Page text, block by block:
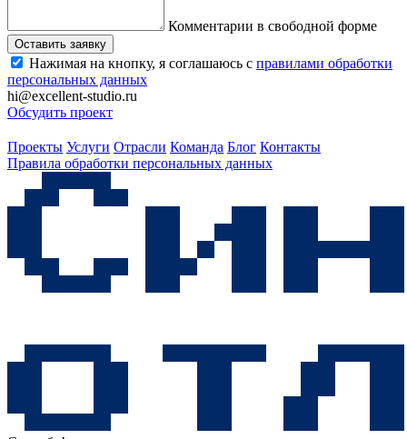
Комментарии в свободной форме
Оставить заявку
Нажимая на кнопку, я соглашаюсь с правилами обработки
персональных данных
hi@excellent-studio.ru
Обсудить проект
Проекты Услуги Отрасли Команда Блог Контакты
Правила обработки персональных данных